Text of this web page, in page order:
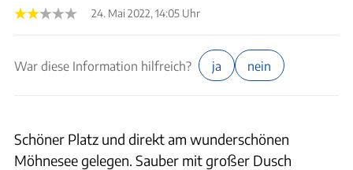
24. Mai 2022, 14:05 Uhr
War diese Information hilfreich? ja nein
Schöner Platz und direkt am wunderschönen
Möhnesee gelegen. Sauber mit großer Dusch